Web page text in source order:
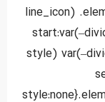
line_icon)
style)